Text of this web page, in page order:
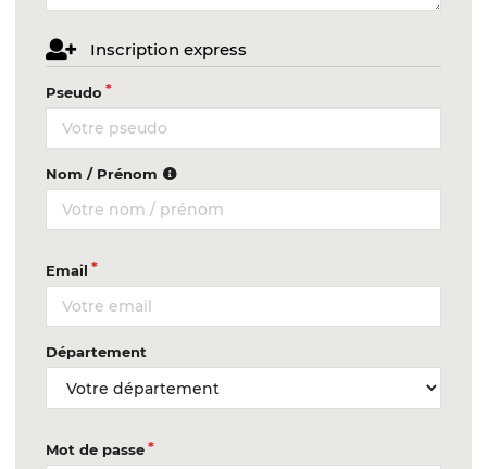
Inscription express
Pseudo
Nom / Prénom
Email
Département
Mot de passe